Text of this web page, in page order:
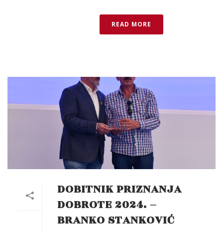
READ MORE
DOBITNIK PRIZNANJA
DOBROTE 2024. –
BRANKO STANKOVIĆ